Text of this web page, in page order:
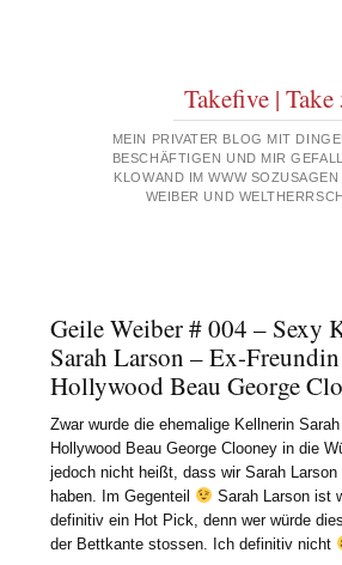
Takefive | Take
MEIN PRIVATER BLOG MIT
BESCHÄFTIGEN UND MIR
KLOWAND IM WWW SOZUSAGEN
WEIBER UND
Geile Weiber # 004 – Sexy
Sarah Larson – Ex-
Hollywood Beau George
Zwar wurde die ehemalige Kellnerin
Hollywood Beau George Clooney in die
jedoch nicht heißt, dass wir Sarah
haben. Im Gegenteil
Sarah Larson ist
definitiv ein Hot Pick, denn wer würde
der Bettkante stossen. Ich definitiv nicht